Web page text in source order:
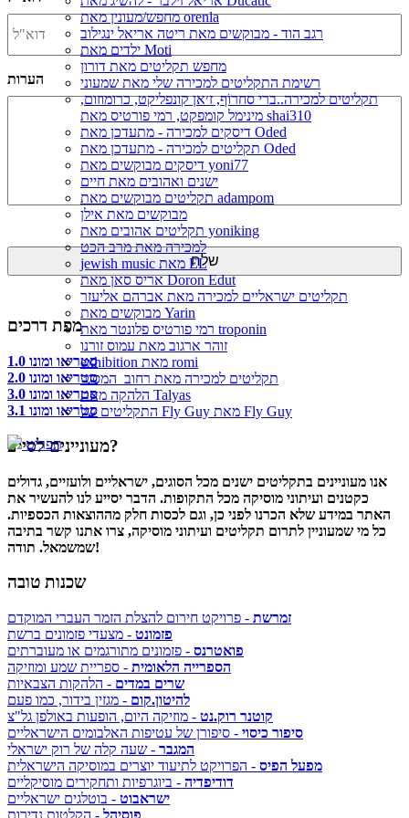
מחפש/מעונין מאת orenla
רגב הוד - מבוקשים מאת ריטה אריאל ינגילוב
ילדים מאת Moti
מחפש תקליטים מאת דורון
רשימת התקליטים למכירה שלי מאת שמעוני
תקליטים למכירה..ברי סחרוֹף, ז׳אן קונפליקט, כרומוזום,
מינימל קומפקט, רמי פורטיס מאת shai310
דיסקים למכירה - מתעדכן מאת Oded
תקליטים למכירה - מתעדכן מאת Oded
דיסקים מבוקשים מאת yoni77
ישנים ואהובים מאת חיים
תקליטים מבוקשים מאת adampom
מבוקשים מאת אילן
תקליטים אהובים מאת yoniking
למכירה מאת מרב הכט
jewish music מאת EL
אריס סאן מאת Doron Edut
תקליטים ישראליים למכירה מאת אברהם אליעזר
מבוקשים מאת Yarin
רמי פורטיס פלונטר מאת troponin
זוהר ארגוב מאת עמוס זורנו
exhibition מאת romi
תקליטים למכירה מאת רחוב_המסגר
הלהקה מאת Talyas
התקליטים של Fly Guy מאת Fly Guy
תפריט
הערות
מפת דרכים
סטריאו ומונו 1.0
סטריאו ומונו 2.0
סטריאו ומונו 3.0
סטריאו ומונו 3.1
מעוניינים לסייע?
אנו מעוניינים בתקליטים ישנים מכל הסוגים, ישראליים ולועזיים, גדולים
כקטנים ועיתוני מוסיקה מכל התקופות. הדבר יסייע לנו להעשיר את
האתר במידע שלא הכרנו לפני כן, וגם לכסות חלק מההוצאות הכספיות.
כל מי שמעוניין לתרום תקליטים ועיתוני מוסיקה, צרו אתנו קשר בתיבה
שמשמאל. תודה!
שכנות טובה
זמרשת - פרויקט חירום להצלת הזמר העברי המוקדם
פזמונט - מצעדי פזמונים ברשת
פואטרנס - פזמונים מתורגמים או מעוברתים
הספרייה הלאומית - ספריית שמע ומוזיקה
שרים במדים - הלהקות הצבאיות
להיטון.קום - מגזין בידור, כמו פעם
קוטנר רוק.נט - מוזיקה היום, הופעות באולפן גל"צ
סיפור כיסוי - סיפורן של עטיפות האלבומים הישראליים
המגבר - שעה קלה של רוק ישראלי
מפעל הפיס - הפרויקט לתיעוד יוצרים במוסיקה הישראלית
דודיפדיה - ביוגרפיות ותחקירים מוסיקליים
ישראבוט - בוטלגים ישראליים
פוסיהל - הקלטות נדירות